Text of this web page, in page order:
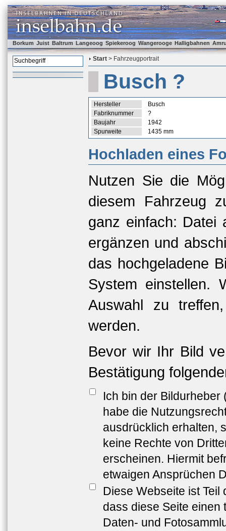
Borkum Juist Baltrum Langeoog Spiekeroog Wangerooge Halligbahnen
Start > Fahrzeugportrait
Busch ?
Hersteller
Busch
Fabriknummer
?
Baujahr
1942
Spurweite
1435 mm
Hochladen eines
Nutzen Sie die
diesem Fahrzeug
ganz einfach: Datei
ergänzen und
das hochgeladene
System einstellen.
Auswahl zu
werden.
Bevor wir Ihr Bild
Bestätigung
Ich bin der
habe die
ausdrücklich erhalten,
keine Rechte von
erscheinen. Hiermit
etwaigen Ansprüchen
Diese Webseite ist Teil
dass diese Seite einen
Daten- und